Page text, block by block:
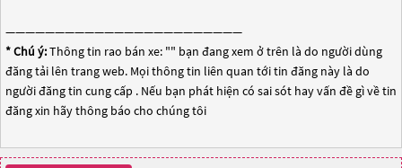
————————————————————————
* Chú ý:Thông tin rao bán xe: "" bạn đang xem ở trên là do người dùng
đăng tải lên trang web. Mọi thông tin liên quan tới tin đăng này là do
người đăng tin cung cấp . Nếu bạn phát hiện có sai sót hay vấn đề gì về tin
đăng xin hãy thông báo cho chúng tôi